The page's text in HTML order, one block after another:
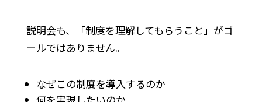
説明会も、「制度を理解してもらうこと」がゴ
ールではありません。
なぜこの制度を導入するのか